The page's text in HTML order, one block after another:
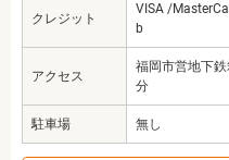
クレジット
VISA /
b
アクセス
福岡市営地下
分
駐車場 無し